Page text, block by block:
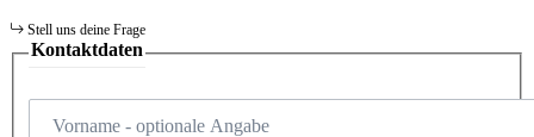
Stell uns deine Frage
Kontaktdaten
Vorname - optionale Angabe